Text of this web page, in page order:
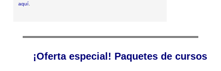
aquí
¡Oferta especial! Paquetes de cursos